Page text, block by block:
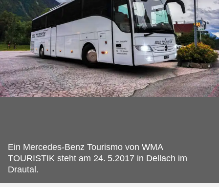
Ein Mercedes-Benz Tourismo von WMA
TOURISTIK steht am 24. 5.2017 in Dellach im
Drautal.